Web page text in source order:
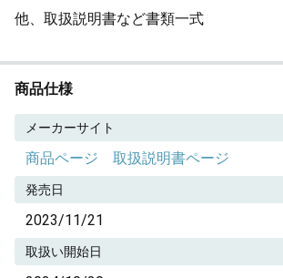
他、取扱説明書など書類一式
商品仕様
メーカーサイト
商品ページ 取扱説明書ページ
発売日
2023/11/21
取扱い開始日